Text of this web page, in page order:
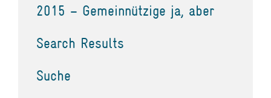
2015 – Gemeinnützige ja, aber
Search Results
Suche